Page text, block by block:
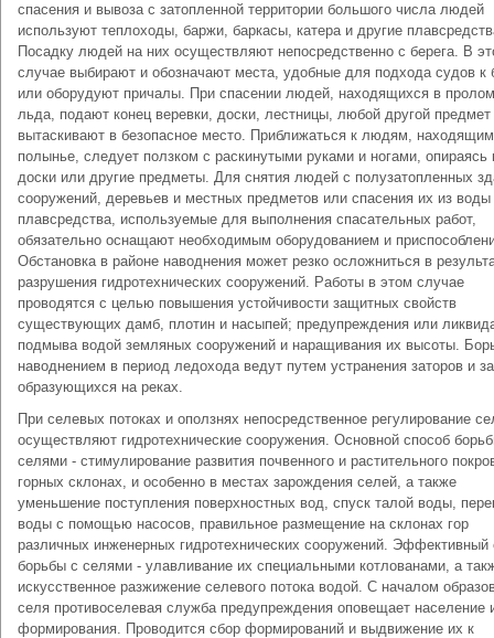
спасения и вывоза с затопленной территории большого числа людей
используют теплоходы, баржи, баркасы, катера и другие
Посадку людей на них осуществляют непосредственно с берега. В
случае выбирают и обозначают места, удобные для подхода судов к
или оборудуют причалы. При спасении людей, находящихся в
льда, подают конец веревки, доски, лестницы, любой другой предмет
вытаскивают в безопасное место. Приближаться к людям,
полынье, следует ползком с раскинутыми руками и ногами, опираясь
доски или другие предметы. Для снятия людей с полузатопленных
сооружений, деревьев и местных предметов или спасения их из воды
плавсредства, используемые для выполнения спасательных работ,
обязательно оснащают необходимым оборудованием и
Обстановка в районе наводнения может резко осложниться в
разрушения гидротехнических сооружений. Работы в этом случае
проводятся с целью повышения устойчивости защитных свойств
существующих дамб, плотин и насыпей; предупреждения или
подмыва водой земляных сооружений и наращивания их высоты.
наводнением в период ледохода ведут путем устранения заторов и
образующихся на реках.
При селевых потоках и оползнях непосредственное регулирование
осуществляют гидротехнические сооружения. Основной способ
селями - стимулирование развития почвенного и растительного
горных склонах, и особенно в местах зарождения селей, а также
уменьшение поступления поверхностных вод, спуск талой воды,
воды с помощью насосов, правильное размещение на склонах гор
различных инженерных гидротехнических сооружений. Эффективный
борьбы с селями - улавливание их специальными котлованами, а
искусственное разжижение селевого потока водой. С началом
селя противоселевая служба предупреждения оповещает население
формирования. Проводится сбор формирований и выдвижение их к